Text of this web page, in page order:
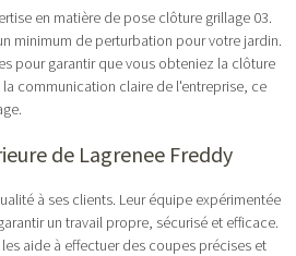
en matière de pose clôture grillage 03.
minimum de perturbation pour votre jardin.
pour garantir que vous obteniez la clôture
communication claire de l'entreprise, ce
de Lagrenee Freddy
à ses clients. Leur équipe expérimentée
un travail propre, sécurisé et efficace.
aide à effectuer des coupes précises et